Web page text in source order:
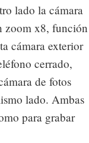
lado la cámara
zoom x8, función
cámara exterior
cerrado,
de fotos
lado. Ambas
para grabar